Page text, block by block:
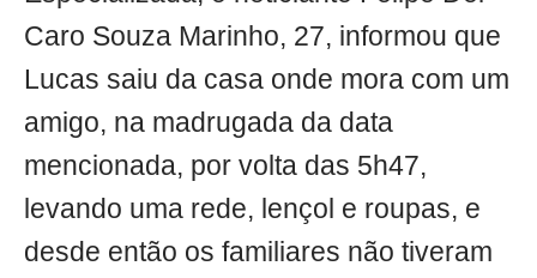
Caro Souza Marinho, 27, informou que
Lucas saiu da casa onde mora com um
amigo, na madrugada da data
mencionada, por volta das 5h47,
levando uma rede, lençol e roupas, e
desde então os familiares não tiveram